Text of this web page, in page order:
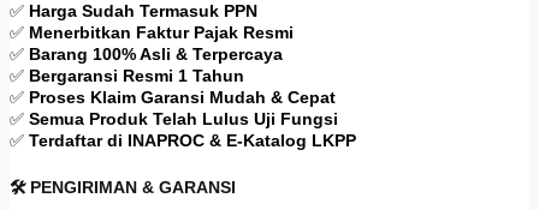
✅ Harga Sudah Termasuk PPN
✅ Menerbitkan Faktur Pajak Resmi
✅ Barang 100% Asli & Terpercaya
✅ Bergaransi Resmi 1 Tahun
✅ Proses Klaim Garansi Mudah & Cepat
✅ Semua Produk Telah Lulus Uji Fungsi
✅ Terdaftar di INAPROC & E-Katalog LKPP
🛠️ PENGIRIMAN & GARANSI